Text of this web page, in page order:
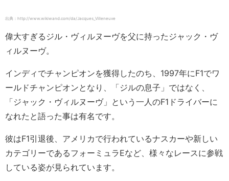
出典：http://www.wikiwand.com/da/Jacques_Villeneuve
偉大すぎるジル・ヴィルヌーヴを父に持ったジャック・ヴ
ィルヌーヴ。
インディでチャンピオンを獲得したのち、1997年にF1でワ
ールドチャンピオンとなり、「ジルの息子」ではなく、
「ジャック・ヴィルヌーヴ」という一人のF1ドライバーに
なれたと語った事は有名です。
彼はF1引退後、アメリカで行われているナスカーや新しい
カテゴリーであるフォーミュラEなど、様々なレースに参戦
している姿が見られています。